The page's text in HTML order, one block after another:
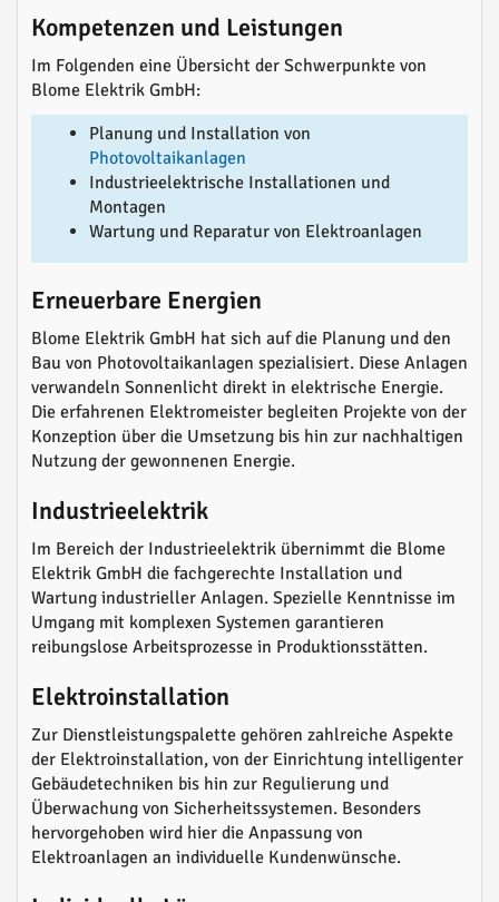
Kompetenzen und Leistungen
Im Folgenden eine Übersicht der Schwerpunkte von
Blome Elektrik GmbH:
Planung und Installation von
Photovoltaikanlagen
Industrieelektrische Installationen und
Montagen
Wartung und Reparatur von Elektroanlagen
Erneuerbare Energien
Blome Elektrik GmbH hat sich auf die Planung und den
Bau von Photovoltaikanlagen spezialisiert. Diese Anlagen
verwandeln Sonnenlicht direkt in elektrische Energie.
Die erfahrenen Elektromeister begleiten Projekte von der
Konzeption über die Umsetzung bis hin zur nachhaltigen
Nutzung der gewonnenen Energie.
Industrieelektrik
Im Bereich der Industrieelektrik übernimmt die Blome
Elektrik GmbH die fachgerechte Installation und
Wartung industrieller Anlagen. Spezielle Kenntnisse im
Umgang mit komplexen Systemen garantieren
reibungslose Arbeitsprozesse in Produktionsstätten.
Elektroinstallation
Zur Dienstleistungspalette gehören zahlreiche Aspekte
der Elektroinstallation, von der Einrichtung intelligenter
Gebäudetechniken bis hin zur Regulierung und
Überwachung von Sicherheitssystemen. Besonders
hervorgehoben wird hier die Anpassung von
Elektroanlagen an individuelle Kundenwünsche.